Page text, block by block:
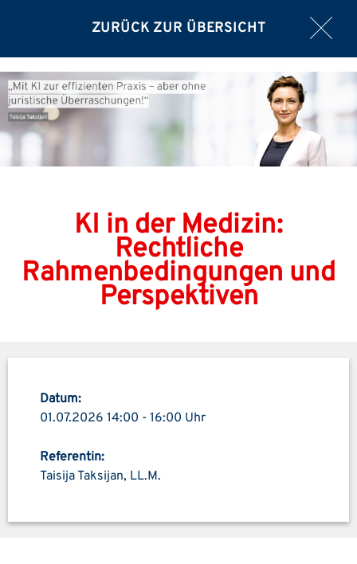
ZURÜCK ZUR ÜBERSICHT
KI in der Medizin:
Rechtliche
Rahmenbedingungen und
Perspektiven
Datum:
01.07.2026 14:00 - 16:00 Uhr
Referentin:
Taisija Taksijan, LL.M.